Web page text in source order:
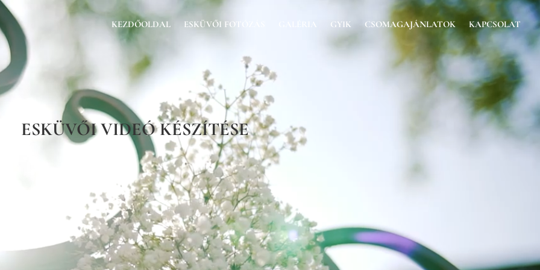
KEZDŐOLDAL ESKÜVŐI FOTÓZÁS GALÉRIA GYIK CSOMAGAJÁNLATOK KAPCSOLAT
ESKÜVŐI VIDEÓ KÉSZÍTÉSE